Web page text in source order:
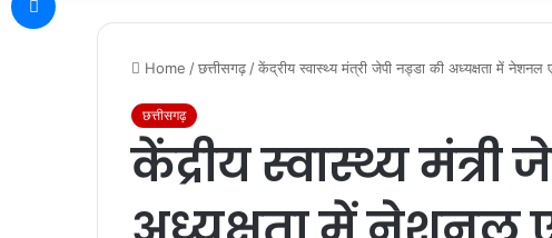
Home /छत्तीसगढ़ /केंद्रीय स्वास्थ्य मंत्री जेपी नड्डा की अध्यक्षता में
छत्तीसगढ़
केंद्रीय स्वास्थ्य मंत्री